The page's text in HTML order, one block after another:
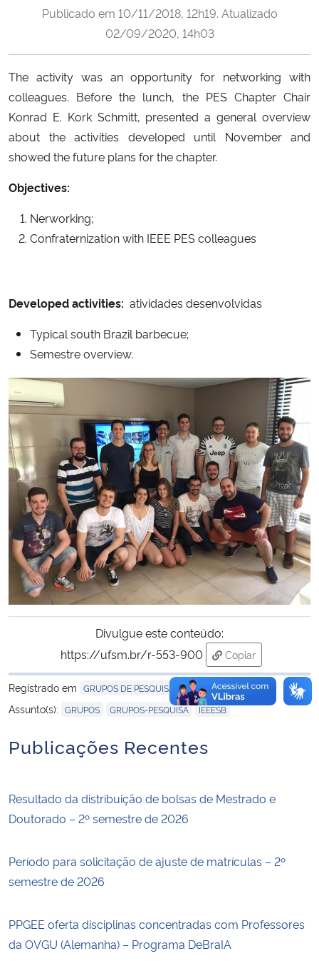
Ministério da Cidadania
Ministério de Minas e Energia
Ministério da Ciência, Tecnologia, Inovações e Comunicações
Ministério do Meio Ambiente
Ministério do Desenvolvimento Regional
Ministério da Mulher, da Família e dos Direitos Humanos
Secretaria-Geral
Secretaria de Governo
Gabinete de Segurança Institucional
Advocacia-Geral da União
Banco Central do Brasil
Planalto
Publicado em 10/11/2018, 12h19. Atualizado
02/09/2020, 14h03
The activity was an opportunity for networking with
colleagues. Before the lunch, the PES Chapter Chair
Konrad E. Kork Schmitt, presented a general overview
about the activities developed until November and
showed the future plans for the chapter.
Objectives:
Nerworking;
Confraternization with IEEE PES colleagues
Developed activities: atividades desenvolvidas
Typical south Brazil barbecue;
Semestre overview.
Divulgue este conteúdo:
https://ufsm.br/r-553-900
Copiar
para área de
Registrado em GRUPOS DE PESQUISA , NOTÍCIAS
Assunto(s): GRUPOS GRUPOS-PESQUISA , IEEESB
Publicações Recentes
Resultado da distribuição de bolsas de Mestrado e
Doutorado – 2º semestre de 2026
Período para solicitação de ajuste de matrículas – 2º
semestre de 2026
PPGEE oferta disciplinas concentradas com Professores
da OVGU (Alemanha) – Programa DeBraIA